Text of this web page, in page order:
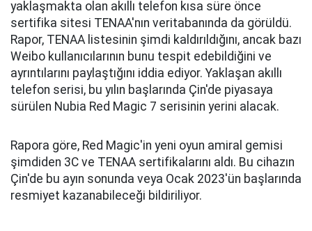
yaklaşmakta olan akıllı telefon kısa süre önce
sertifika sitesi TENAA'nın veritabanında da görüldü.
Rapor, TENAA listesinin şimdi kaldırıldığını, ancak bazı
Weibo kullanıcılarının bunu tespit edebildiğini ve
ayrıntılarını paylaştığını iddia ediyor. Yaklaşan akıllı
telefon serisi, bu yılın başlarında Çin'de piyasaya
sürülen Nubia Red Magic 7 serisinin yerini alacak.
Rapora göre, Red Magic'in yeni oyun amiral gemisi
şimdiden 3C ve TENAA sertifikalarını aldı. Bu cihazın
Çin'de bu ayın sonunda veya Ocak 2023'ün başlarında
resmiyet kazanabileceği bildiriliyor.